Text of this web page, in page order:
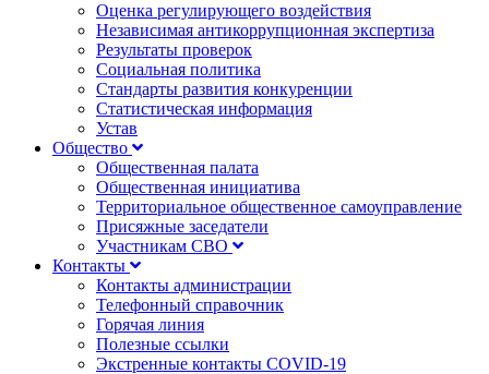
Оценка регулирующего воздействия
Независимая антикоррупционная экспертиза
Результаты проверок
Социальная политика
Стандарты развития конкуренции
Статистическая информация
Устав
Общество
Общественная палата
Общественная инициатива
Территориальное общественное самоуправление
Присяжные заседатели
Участникам СВО
Контакты
Контакты администрации
Телефонный справочник
Горячая линия
Полезные ссылки
Экстренные контакты COVID-19